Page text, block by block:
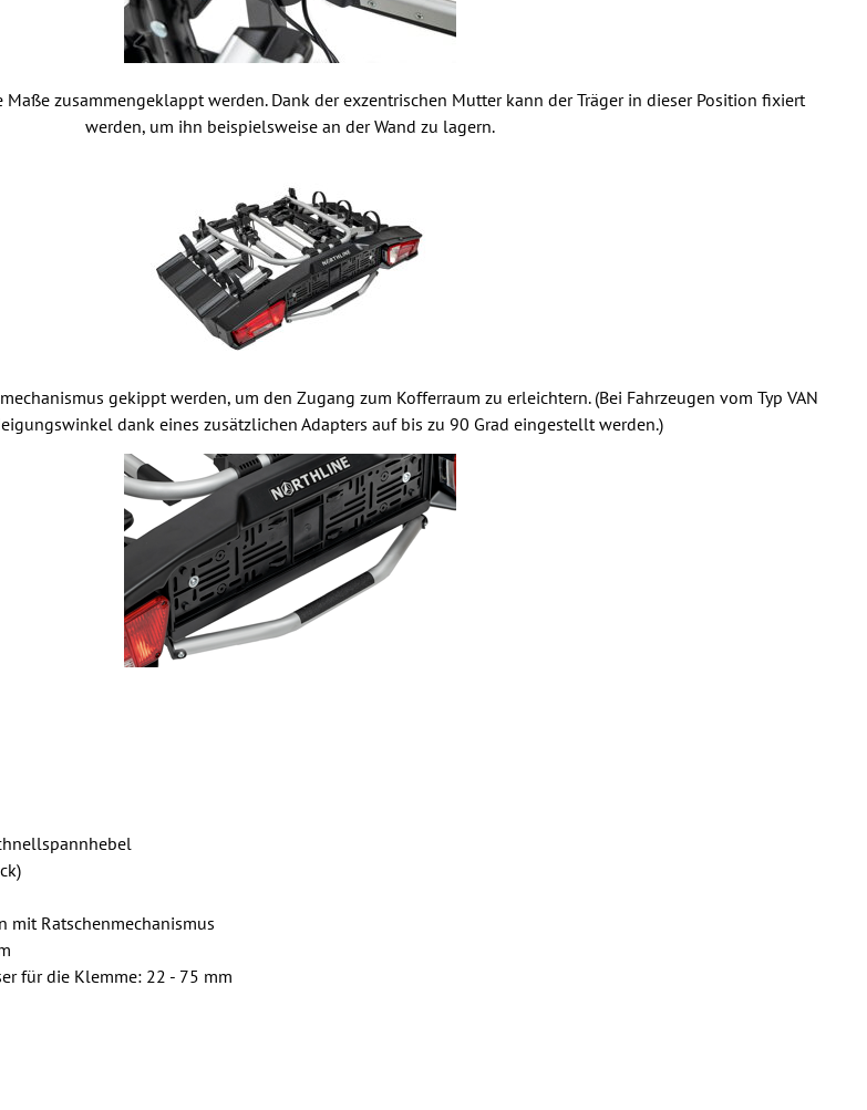
Maße zusammengeklappt werden. Dank der exzentrischen Mutter kann der Träger in dieser Position fixiert
werden, um ihn beispielsweise an der Wand zu lagern.
gekippt werden, um den Zugang zum Kofferraum zu erleichtern. (Bei Fahrzeugen vom Typ VAN
dank eines zusätzlichen Adapters auf bis zu 90 Grad eingestellt werden.)
mit Ratschenmechanismus
für die Klemme: 22 - 75 mm